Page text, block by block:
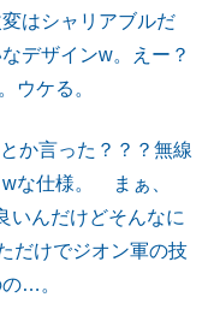
はシャリアブルだ
デザインw。えー？
ウケる。
か言った？？？無線
な仕様。 まぁ、
いんだけどそんなに
だけでジオン軍の技
…。